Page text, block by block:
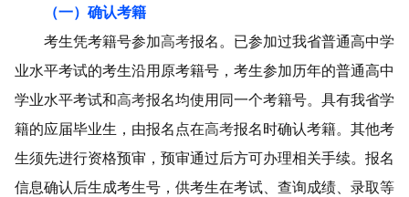
（一）确认考籍
考生凭考籍号参加高考报名。已参加过我省普通高中学
业水平考试的考生沿用原考籍号，考生参加历年的普通高中
学业水平考试和高考报名均使用同一个考籍号。 具有我省学
籍的应届毕业生，由报名点在高考报名时确认考籍。其他考
生须先进行资格预审，预审通过后方可办理相关手续。 报名
信息确认后生成考生号，供考生在考试、 查询成绩、录取等